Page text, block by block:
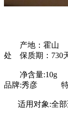
产地：霍山 特
处 保质期：730
净含量
品牌:秀彦 特
适用对象: